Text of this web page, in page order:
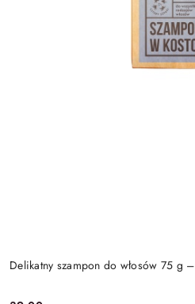
Delikatny szampon do włosów 75 g